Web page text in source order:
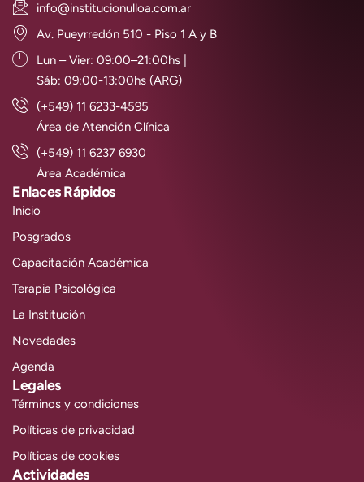
info@institucionulloa.com.ar
Av. Pueyrredón 510 - Piso 1 A y B
Lun – Vier: 09:00–21:00hs |
Sáb: 09:00-13:00hs (ARG)
(+549) 11 6233-4595
Área de Atención Clínica
(+549) 11 6237 6930
Área Académica
Enlaces Rápidos
Inicio
Posgrados
Capacitación Académica
Terapia Psicológica
La Institución
Novedades
Agenda
Legales
Términos y condiciones
Políticas de privacidad
Políticas de cookies
Actividades